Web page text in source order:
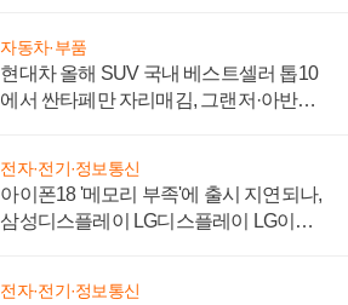
자동차·부품
현대차 올해 SUV 국내 베스트셀러 톱10
에서 싼타페만 자리매김, 그랜저·아반떼
전자·전기·정보통신
아이폰18 '메모리 부족'에 출시 지연되나,
삼성디스플레이 LG디스플레이 LG이노
전자·전기·정보통신